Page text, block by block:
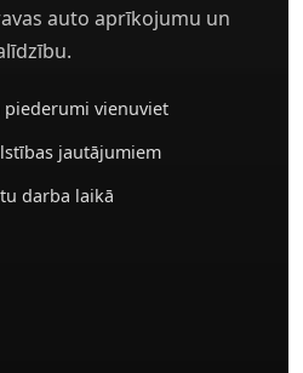
auto aprīkojumu un
piederumi vienuviet
jautājumiem
darba laikā